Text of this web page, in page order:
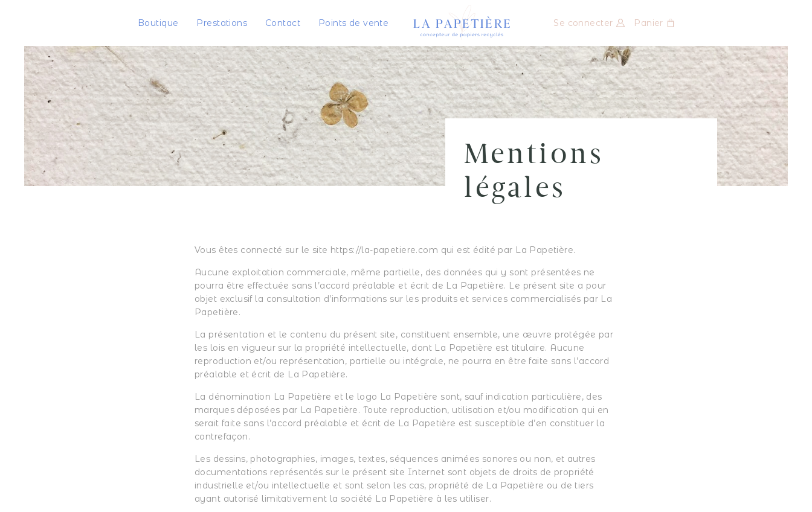
Boutique Prestations Contact Points de vente Se connecter Panier
Mentions
légales
Vous êtes connecté sur le site https://la-papetiere.com qui est édité par La Papetière.
Aucune exploitation commerciale, même partielle, des données qui y sont présentées ne
pourra être effectuée sans l’accord préalable et écrit de La Papetière. Le présent site a pour
objet exclusif la consultation d’informations sur les produits et services commercialisés par La
Papetière.
La présentation et le contenu du présent site, constituent ensemble, une œuvre protégée par
les lois en vigueur sur la propriété intellectuelle, dont La Papetière est titulaire. Aucune
reproduction et/ou représentation, partielle ou intégrale, ne pourra en être faite sans l’accord
préalable et écrit de La Papetière.
La dénomination La Papetière et le logo La Papetière sont, sauf indication particulière, des
marques déposées par La Papetière. Toute reproduction, utilisation et/ou modification qui en
serait faite sans l’accord préalable et écrit de La Papetière est susceptible d’en constituer la
contrefaçon.
Les dessins, photographies, images, textes, séquences animées sonores ou non, et autres
documentations représentés sur le présent site Internet sont objets de droits de propriété
industrielle et/ou intellectuelle et sont selon les cas, propriété de La Papetière ou de tiers
ayant autorisé limitativement la société La Papetière à les utiliser.